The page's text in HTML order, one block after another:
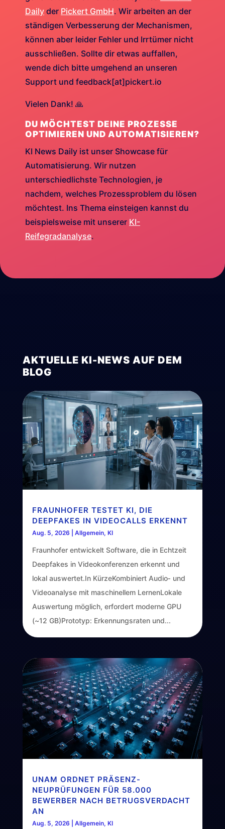
Daily der Pickert GmbH. Wir arbeiten an der
ständigen Verbesserung der Mechanismen,
können aber leider Fehler und Irrtümer nicht
ausschließen. Sollte dir etwas auffallen,
wende dich bitte umgehend an unseren
Support und feedback[at]pickert.io
Vielen Dank! 🙏
DU MÖCHTEST DEINE PROZESSE
OPTIMIEREN UND AUTOMATISIEREN?
KI News Daily ist unser Showcase für
Automatisierung. Wir nutzen
unterschiedlichste Technologien, je
nachdem, welches Prozessproblem du lösen
möchtest. Ins Thema einsteigen kannst du
beispielsweise mit unserer KI-
Reifegradanalyse.
AKTUELLE KI-NEWS AUF DEM
BLOG
FRAUNHOFER TESTET KI, DIE
DEEPFAKES IN VIDEOCALLS ERKENNT
Aug. 5, 2026 Allgemein, KI
Fraunhofer entwickelt Software, die in Echtzeit
Deepfakes in Videokonferenzen erkennt und
lokal auswertet.In KürzeKombiniert Audio‑ und
Videoanalyse mit maschinellem LernenLokale
Auswertung möglich, erfordert moderne GPU
(~12 GB)Prototyp: Erkennungsraten und...
UNAM ORDNET PRÄSENZ-
NEUPRÜFUNGEN FÜR 58.000
BEWERBER NACH BETRUGSVERDACHT
AN
Aug. 5, 2026 Allgemein, KI